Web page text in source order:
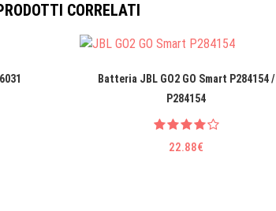
CORRELATI
Batteria JBL GO2 GO Smart P284154 /
P284154
22.88€